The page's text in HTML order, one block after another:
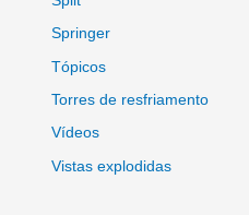
Springer
Tópicos
Torres de resfriamento
Vídeos
Vistas explodidas